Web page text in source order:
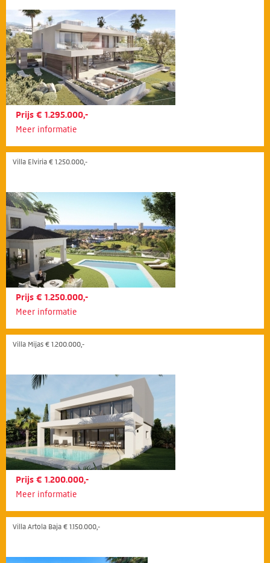
Prijs € 1.295.000,-
Meer informatie
Villa Elviria € 1.250.000,-
Prijs € 1.250.000,-
Meer informatie
Villa Mijas € 1.200.000,-
Prijs € 1.200.000,-
Meer informatie
Villa Artola Baja € 1.150.000,-